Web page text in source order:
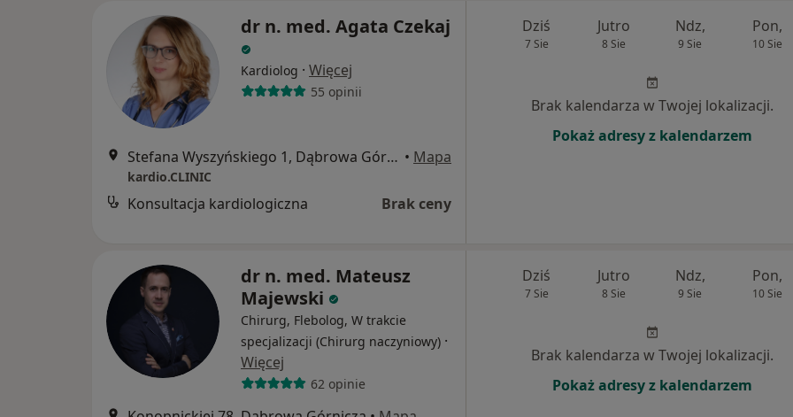
dr n. med. Agata Czekaj
Kardiolog · Więcej
55 opinii
Stefana Wyszyńskiego 1, Dąbrowa Górnicza • Mapa
kardio.CLINIC
Konsultacja kardiologiczna Brak ceny
Dziś
7 Sie
Jutro
8 Sie
Ndz,
9 Sie
Pon,
10 Sie
Brak kalendarza w Twojej lokalizacji.
Pokaż adresy z kalendarzem
dr n. med. Mateusz
Majewski
Chirurg, Flebolog, W trakcie
specjalizacji (Chirurg naczyniowy) ·
Więcej
62 opinie
Dziś
7 Sie
Jutro
8 Sie
Ndz,
9 Sie
Pon,
10 Sie
Brak kalendarza w Twojej lokalizacji.
Pokaż adresy z kalendarzem